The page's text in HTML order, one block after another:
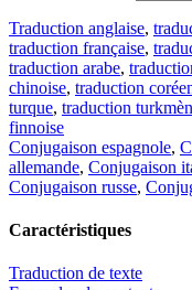
Traduction anglaise,
traduction française,
traduction arabe,
chinoise, traduction
turque, traduction
finnoise
Conjugaison espagnole,
allemande, Conjugaison
Conjugaison russe,
Caractéristiques
Traduction de texte